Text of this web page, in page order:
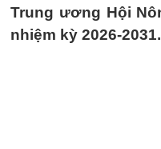
Trung ương Hội
nhiệm kỳ 2026-2031.